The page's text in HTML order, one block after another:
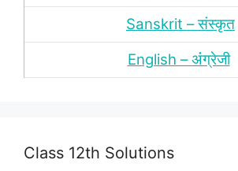
Sanskrit – संस्‍कृत
English – अंंग्रेजी
Class 12th Solutions